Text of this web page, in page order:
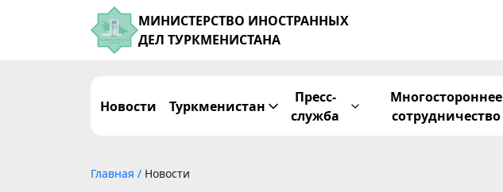
МИНИСТЕРСТВО ИНОСТРАННЫХ
ДЕЛ ТУРКМЕНИСТАНА
Новости Туркменистан
Пресс-
служба
Многостороннее
сотрудничество
Главная / Новости